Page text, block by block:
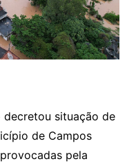
situação de
de Campos
pela